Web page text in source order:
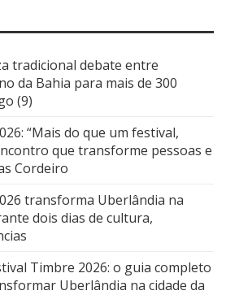
tradicional debate entre
da Bahia para mais de 300
(9)
“Mais do que um festival,
que transforme pessoas e
Cordeiro
transforma Uberlândia na
dois dias de cultura,
Timbre 2026: o guia completo
Uberlândia na cidade da